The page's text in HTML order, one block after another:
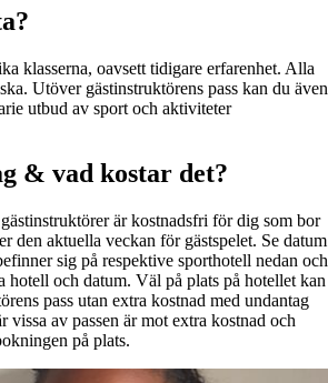
klasserna, oavsett tidigare erfarenhet. Alla
Utöver gästinstruktörens pass kan du även
utbud av sport och aktiviteter
& vad kostar det?
är kostnadsfri för dig som bor
den aktuella veckan för gästspelet. Se datum
sig på respektive sporthotell nedan och
hotell och datum. Väl på plats på hotellet kan
pass utan extra kostnad med undantag
vissa av passen är mot extra kostnad och
på plats.